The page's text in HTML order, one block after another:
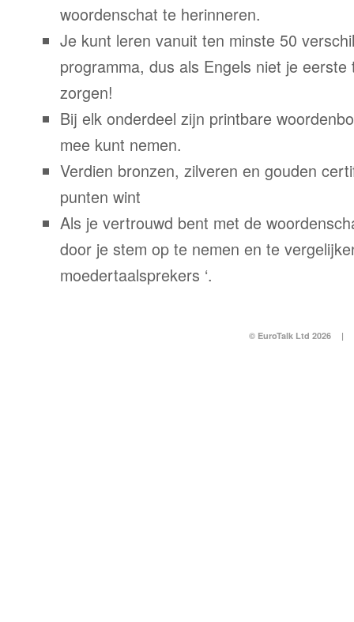
woordenschat te herinneren.
Je kunt leren vanuit ten minste 50
programma, dus als Engels niet je
zorgen!
Bij elk onderdeel zijn printbare
mee kunt nemen.
Verdien bronzen, zilveren en gouden
punten wint
Als je vertrouwd bent met de
door je stem op te nemen en te
moedertaalsprekers ‘.
© EuroTalk Ltd 2026 |